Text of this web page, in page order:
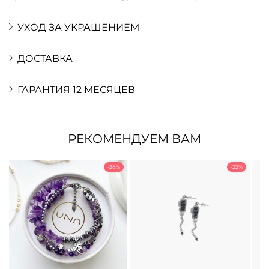
УХОД ЗА УКРАШЕНИЕМ
ДОСТАВКА
ГАРАНТИЯ 12 МЕСЯЦЕВ
РЕКОМЕНДУЕМ ВАМ
-38% -22%